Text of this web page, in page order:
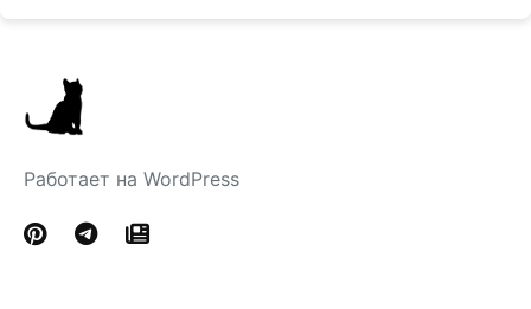
Работает на WordPress